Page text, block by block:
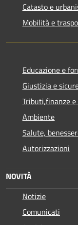
Catasto e
Mobilità e
Educazione e
Giustizia e
Tributi,finanze
Ambiente
Salute,
Autorizzazioni
NOVITÀ
Notizie
Comunicati